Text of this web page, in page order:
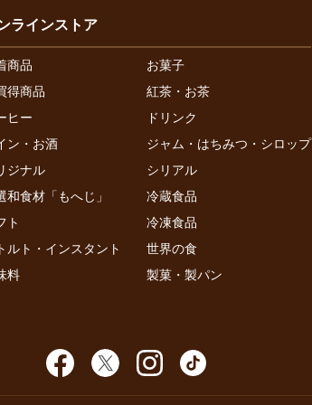
ラインストア
商品
お菓子
得商品
紅茶・お茶
ヒー
ドリンク
ン・お酒
ジャム・はちみつ・シロップ
ジナル
シリアル
和食材「もへじ」
冷蔵食品
ト
冷凍食品
ルト・インスタント
世界の食
料
製菓・製パン